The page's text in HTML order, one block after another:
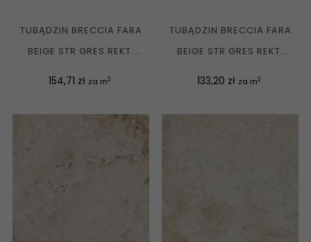
TUBĄDZIN BRECCIA FARA
BEIGE STR GRES REKT.
Cena
154,71 zł za m2
TUBĄDZIN BRECCIA FARA
BEIGE STR GRES REKT.
Cena
133,20 zł za m2